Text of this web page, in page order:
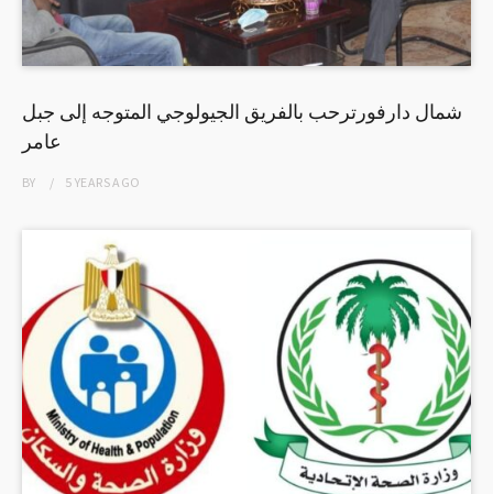
شمال دارفورترحب بالفريق الجيولوجي المتوجه إلى جبل
عامر
BY 5 YEARSAGO